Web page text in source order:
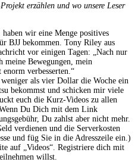
erzählen und wo unsere Leser
haben wir eine Menge positives
BJJ bekommen. Tony Riley aus
vor einigen Tagen: „Nach nur
meine Bewegungen, mein
verbesserten.“
als vier Dollar die Woche ein
bekommst und schicken mir viele
euch die Kurz-Videos zu allen
Du Dich mit dem Link
Du zahlst aber nicht mehr.
verdienen und die Serverkosten
und füg Sie in die Adresszeile ein.)
auf „Videos“. Registriere dich mit
willst.